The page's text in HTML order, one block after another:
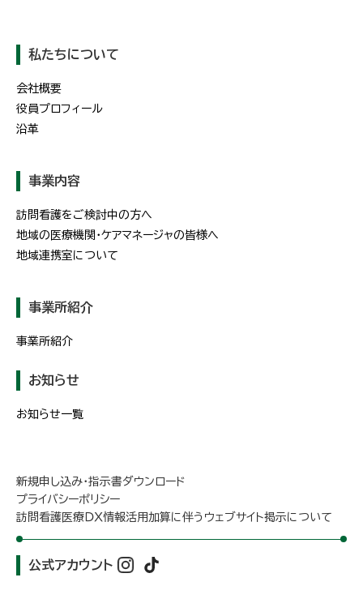
私たちについて
会社概要
役員プロフィール
沿革
事業内容
訪問看護をご検討中の方へ
地域の医療機関・ケアマネージャの皆様へ
地域連携室について
事業所紹介
事業所紹介
お知らせ
お知らせ一覧
新規申し込み・指示書ダウンロード
プライバシーポリシー
訪問看護医療ＤＸ情報活用加算に伴うウェブサイト掲示について
公式アカウント